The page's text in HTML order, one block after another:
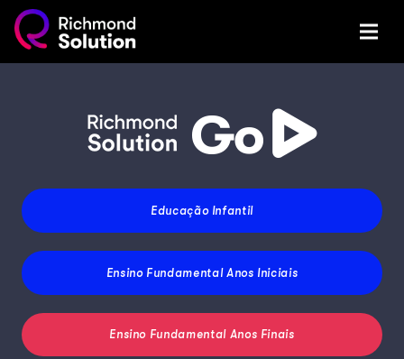
Educação Infantil
Ensino FundamentalAnos Iniciais
Ensino FundamentalAnos Finais